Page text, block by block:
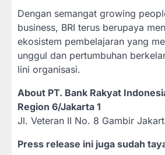
Dengan semangat growing
business, BRI terus berupaya
ekosistem pembelajaran yang
unggul dan pertumbuhan
lini organisasi.
About PT. Bank Rakyat
Region 6/Jakarta 1
Jl. Veteran II No. 8 Gambir
Press release ini juga sudah